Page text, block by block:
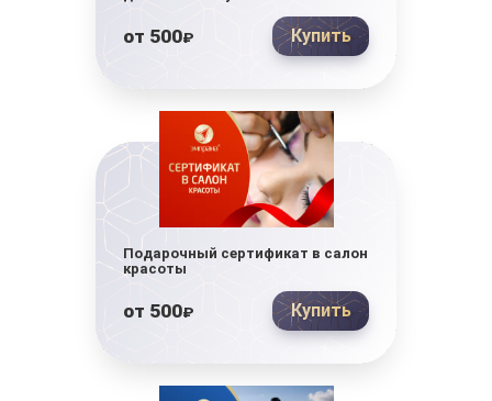
от 500₽ Купить
Подарочный сертификат в салон
красоты
от 500₽ Купить